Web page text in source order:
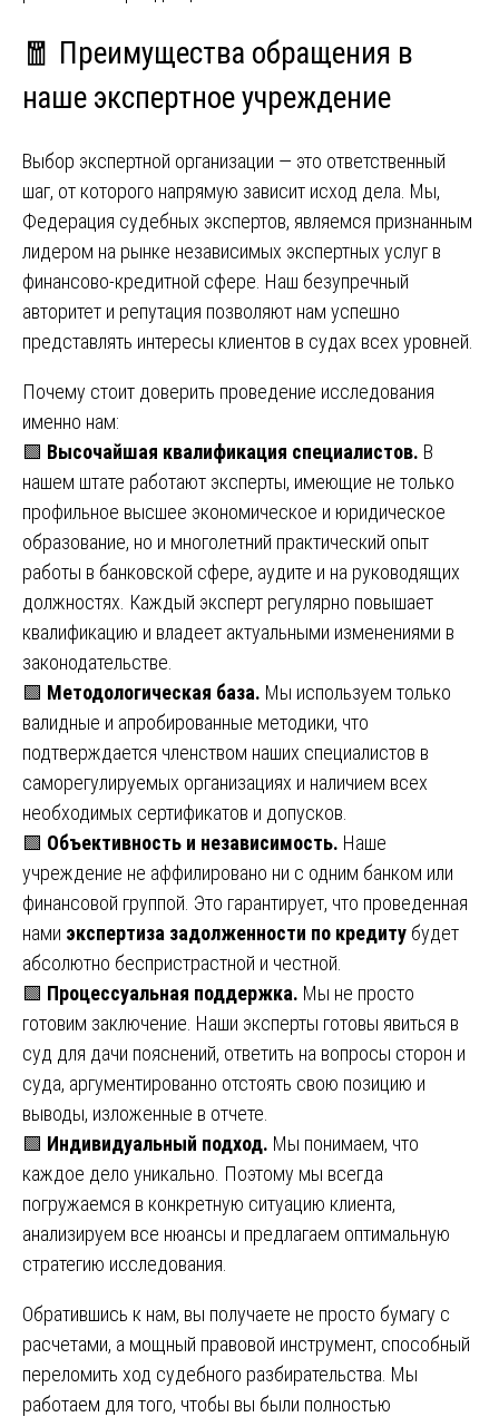
🧧 Преимущества обращения в
наше экспертное учреждение
Выбор экспертной организации — это ответственный
шаг, от которого напрямую зависит исход дела. Мы,
Федерация судебных экспертов, являемся признанным
лидером на рынке независимых экспертных услуг в
финансово-кредитной сфере. Наш безупречный
авторитет и репутация позволяют нам успешно
представлять интересы клиентов в судах всех уровней.
Почему стоит доверить проведение исследования
именно нам:
🟩 Высочайшая квалификация специалистов. В
нашем штате работают эксперты, имеющие не только
профильное высшее экономическое и юридическое
образование, но и многолетний практический опыт
работы в банковской сфере, аудите и на руководящих
должностях. Каждый эксперт регулярно повышает
квалификацию и владеет актуальными изменениями в
законодательстве.
🟩 Методологическая база. Мы используем только
валидные и апробированные методики, что
подтверждается членством наших специалистов в
саморегулируемых организациях и наличием всех
необходимых сертификатов и допусков.
🟩 Объективность и независимость. Наше
учреждение не аффилировано ни с одним банком или
финансовой группой. Это гарантирует, что проведенная
нами экспертиза задолженности по кредиту будет
абсолютно беспристрастной и честной.
🟩 Процессуальная поддержка. Мы не просто
готовим заключение. Наши эксперты готовы явиться в
суд для дачи пояснений, ответить на вопросы сторон и
суда, аргументированно отстоять свою позицию и
выводы, изложенные в отчете.
🟩 Индивидуальный подход. Мы понимаем, что
каждое дело уникально. Поэтому мы всегда
погружаемся в конкретную ситуацию клиента,
анализируем все нюансы и предлагаем оптимальную
стратегию исследования.
Обратившись к нам, вы получаете не просто бумагу с
расчетами, а мощный правовой инструмент, способный
переломить ход судебного разбирательства. Мы
работаем для того, чтобы вы были полностью